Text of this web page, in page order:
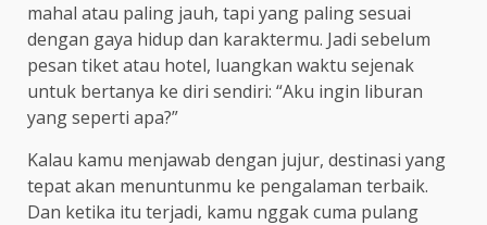
mahal atau paling jauh, tapi yang paling sesuai
dengan gaya hidup dan karaktermu. Jadi sebelum
pesan tiket atau hotel, luangkan waktu sejenak
untuk bertanya ke diri sendiri: “Aku ingin liburan
yang seperti apa?”
Kalau kamu menjawab dengan jujur, destinasi yang
tepat akan menuntunmu ke pengalaman terbaik.
Dan ketika itu terjadi, kamu nggak cuma pulang